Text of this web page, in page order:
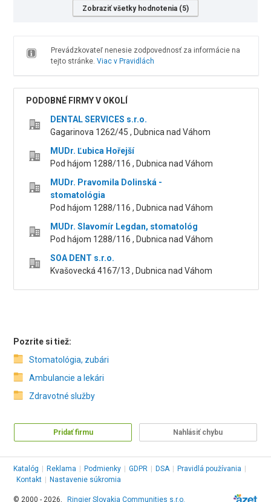
Zobraziť všetky hodnotenia (5)
Prevádzkovateľ nenesie zodpovednosť za informácie na
tejto stránke. Viac v Pravidlách
PODOBNÉ FIRMY V OKOLÍ
DENTAL SERVICES s.r.o.
Gagarinova 1262/45 , Dubnica nad Váhom
MUDr. Ľubica Hořejší
Pod hájom 1288/116 , Dubnica nad Váhom
MUDr. Pravomila Dolinská -
stomatológia
Pod hájom 1288/116 , Dubnica nad Váhom
MUDr. Slavomír Legdan, stomatológ
Pod hájom 1288/116 , Dubnica nad Váhom
SOA DENT s.r.o.
Kvašovecká 4167/13 , Dubnica nad Váhom
Pozrite si tiež:
Stomatológia, zubári
Ambulancie a lekári
Zdravotné služby
Pridať firmu Nahlásiť chybu
Katalóg Reklama Podmienky GDPR DSA Pravidlá používania
Kontakt
Nastavenie súkromia
© 2000 - 2026, Ringier Slovakia Communities s.r.o.